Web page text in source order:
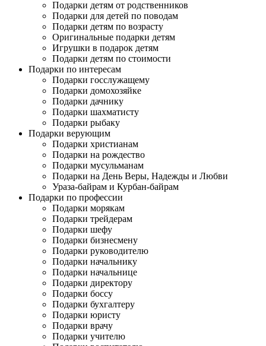
Подарки детям от родственников
Подарки для детей по поводам
Подарки детям по возрасту
Оригинальные подарки детям
Игрушки в подарок детям
Подарки детям по стоимости
Подарки по интересам
Подарки госслужащему
Подарки домохозяйке
Подарки дачнику
Подарки шахматисту
Подарки рыбаку
Подарки верующим
Подарки христианам
Подарки на рождество
Подарки мусульманам
Подарки на День Веры, Надежды и Любви
Ураза-байрам и Курбан-байрам
Подарки по профессии
Подарки морякам
Подарки трейдерам
Подарки шефу
Подарки бизнесмену
Подарки руководителю
Подарки начальнику
Подарки начальнице
Подарки директору
Подарки боссу
Подарки бухгалтеру
Подарки юристу
Подарки врачу
Подарки учителю